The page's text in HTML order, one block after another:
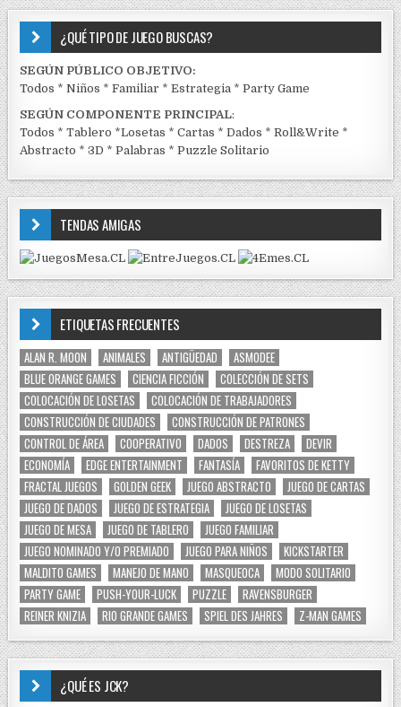
¿QUÉ TIPO DE JUEGO BUSCAS?
SEGÚN PÚBLICO OBJETIVO:
Todos *Niños *Familiar *Estrategia *Party Game
SEGÚN COMPONENTE PRINCIPAL:
Todos *Tablero *Losetas *Cartas *Dados *Roll&Write *
Abstracto *3D *Palabras *Puzzle Solitario
TENDAS AMIGAS
ETIQUETAS FRECUENTES
ALAN R. MOON ANIMALES ANTIGÜEDAD
ASMODEE
BLUE ORANGE GAMES
CIENCIA FICCIÓN
COLECCIÓN DE SETS
COLOCACIÓN DE LOSETAS
COLOCACIÓN DE TRABAJADORES
CONSTRUCCIÓN DE CIUDADES
CONSTRUCCIÓN DE PATRONES
CONTROL DE ÁREA
COOPERATIVO DADOS DESTREZA
DEVIR
ECONOMÍA
EDGE ENTERTAINMENT FANTASÍA
FAVORITOS DE KETTY
FRACTAL JUEGOS
GOLDEN GEEK JUEGO ABSTRACTO
JUEGO DE CARTAS
JUEGO DE DADOS
JUEGO DE ESTRATEGIA
JUEGO DE LOSETAS
JUEGO DE MESA
JUEGO DE TABLERO
JUEGO FAMILIAR
JUEGO NOMINADO Y/O PREMIADO
JUEGO PARA NIÑOS
KICKSTARTER
MALDITO GAMES
MANEJO DE MANO MASQUEOCA
MODO SOLITARIO
PARTY GAME
PUSH-YOUR-LUCK PUZZLE
RAVENSBURGER
REINER KNIZIA
RIO GRANDE GAMES SPIEL DES JAHRES Z-MAN GAMES
¿QUÉ ES JCK?